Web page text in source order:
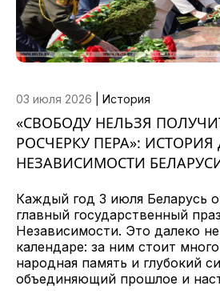
03 июля 2026 История
«СВОБОДУ НЕЛЬЗЯ
РОСЧЕРКУ ПЕРА»: ИСТОРИЯ
НЕЗАВИСИМОСТИ
Каждый год 3 июля Беларусь
главный государственный
Независимости. Это далеко
календаре: за ним стоит
народная память и глубокий
объединяющий прошлое и